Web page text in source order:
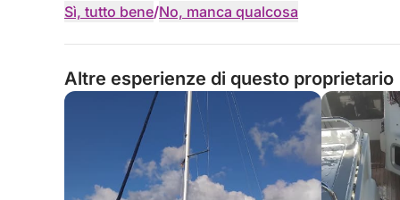
Sì, tutto bene/No, manca qualcosa
Altre esperienze di questo proprietario